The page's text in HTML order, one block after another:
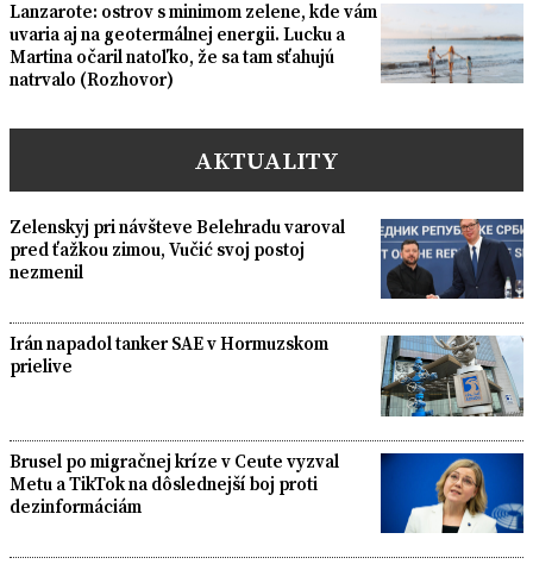
Lanzarote: ostrov s minimom zelene, kde vám
uvaria aj na geotermálnej energii. Lucku a
Martina očaril natoľko, že sa tam sťahujú
natrvalo (Rozhovor)
AKTUALITY
Zelenskyj pri návšteve Belehradu varoval
pred ťažkou zimou, Vučić svoj postoj
nezmenil
Irán napadol tanker SAE v Hormuzskom
prielive
Brusel po migračnej kríze v Ceute vyzval
Metu a TikTok na dôslednejší boj proti
dezinformáciám